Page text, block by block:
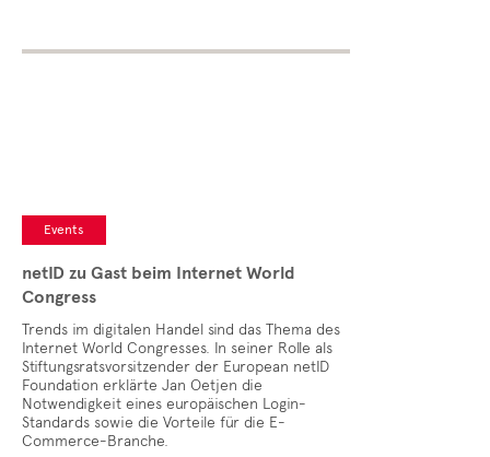
Events
netID zu Gast beim Internet World
Congress
Trends im digitalen Handel sind das Thema des
Internet World Congresses. In seiner Rolle als
Stiftungsratsvorsitzender der European netID
Foundation erklärte Jan Oetjen die
Notwendigkeit eines europäischen Login-
Standards sowie die Vorteile für die E-
Commerce-Branche.